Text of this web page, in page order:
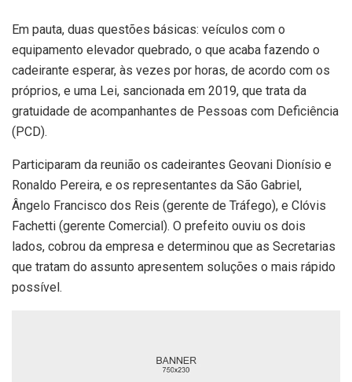
Em pauta, duas questões básicas: veículos com o
equipamento elevador quebrado, o que acaba fazendo o
cadeirante esperar, às vezes por horas, de acordo com os
próprios, e uma Lei, sancionada em 2019, que trata da
gratuidade de acompanhantes de Pessoas com Deficiência
(PCD).
Participaram da reunião os cadeirantes Geovani Dionísio e
Ronaldo Pereira, e os representantes da São Gabriel,
Ângelo Francisco dos Reis (gerente de Tráfego), e Clóvis
Fachetti (gerente Comercial). O prefeito ouviu os dois
lados, cobrou da empresa e determinou que as Secretarias
que tratam do assunto apresentem soluções o mais rápido
possível.